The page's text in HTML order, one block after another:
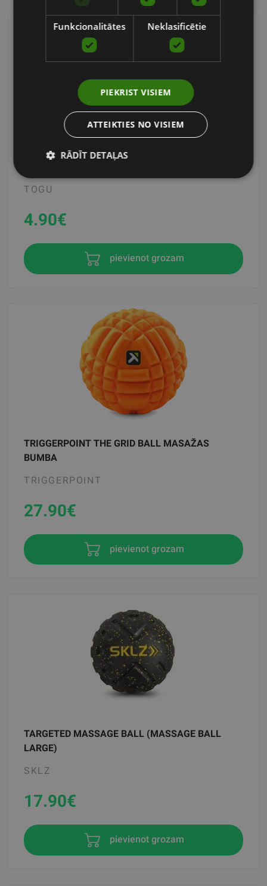
SPIKY MASSAGE BALL 8 CM MASAŽAS
TOGU
4.90€
pievienot grozam
TRIGGERPOINT THE GRID BALL MASAŽAS
BUMBA
TRIGGERPOINT
27.90€
pievienot grozam
TARGETED MASSAGE BALL (MASSAGE BALL
LARGE)
SKLZ
17.90€
pievienot grozam
Funkcionalitātes Neklasificētie
PIEKRIST VISIEM
ATTEIKTIES NO VISIEM
RĀDĪT DETAĻAS